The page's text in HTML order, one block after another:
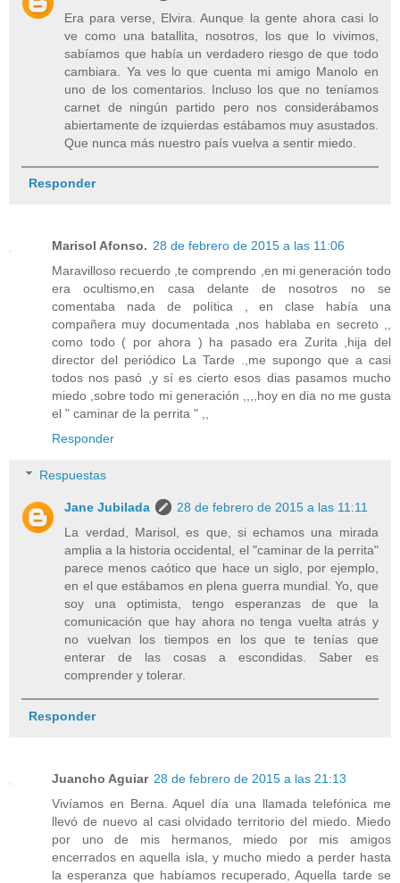
Era para verse, Elvira. Aunque la gente ahora casi lo
ve como una batallita, nosotros, los que lo vivimos,
sabíamos que había un verdadero riesgo de que todo
cambiara. Ya ves lo que cuenta mi amigo Manolo en
uno de los comentarios. Incluso los que no teníamos
carnet de ningún partido pero nos considerábamos
abiertamente de izquierdas estábamos muy asustados.
Que nunca más nuestro país vuelva a sentir miedo.
Responder
Marisol Afonso. 28 de febrero de 2015 a las 11:06
Maravilloso recuerdo ,te comprendo ,en mi generación todo
era ocultismo,en casa delante de nosotros no se
comentaba nada de política , en clase había una
compañera muy documentada ,nos hablaba en secreto ,,
como todo ( por ahora ) ha pasado era Zurita ,hija del
director del periódico La Tarde .,me supongo que a casi
todos nos pasó ,y sí es cierto esos dias pasamos mucho
miedo ,sobre todo mi generación ,,,,hoy en dia no me gusta
el " caminar de la perrita " ,,
Responder
Respuestas
Jane Jubilada
28 de febrero de 2015 a las 11:11
La verdad, Marisol, es que, si echamos una mirada
amplia a la historia occidental, el "caminar de la perrita"
parece menos caótico que hace un siglo, por ejemplo,
en el que estábamos en plena guerra mundial. Yo, que
soy una optimista, tengo esperanzas de que la
comunicación que hay ahora no tenga vuelta atrás y
no vuelvan los tiempos en los que te tenías que
enterar de las cosas a escondidas. Saber es
comprender y tolerar.
Responder
Juancho Aguiar 28 de febrero de 2015 a las 21:13
Vivíamos en Berna. Aquel día una llamada telefónica me
llevó de nuevo al casi olvidado territorio del miedo. Miedo
por uno de mis hermanos, miedo por mis amigos
encerrados en aquella isla, y mucho miedo a perder hasta
la esperanza que habíamos recuperado, Aquella tarde se